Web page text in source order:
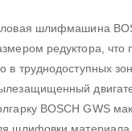
шлифмашина
редуктора, что
в труднодоступных
BOSCH GWS